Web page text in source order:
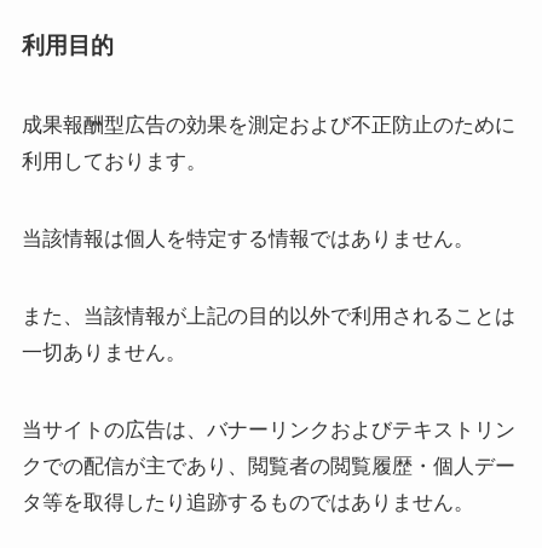
利用目的
成果報酬型広告の効果を測定および不正防止のために
利用しております。
当該情報は個人を特定する情報ではありません。
また、当該情報が上記の目的以外で利用されることは
一切ありません。
当サイトの広告は、バナーリンクおよびテキストリン
クでの配信が主であり、閲覧者の閲覧履歴・個人デー
タ等を取得したり追跡するものではありません。